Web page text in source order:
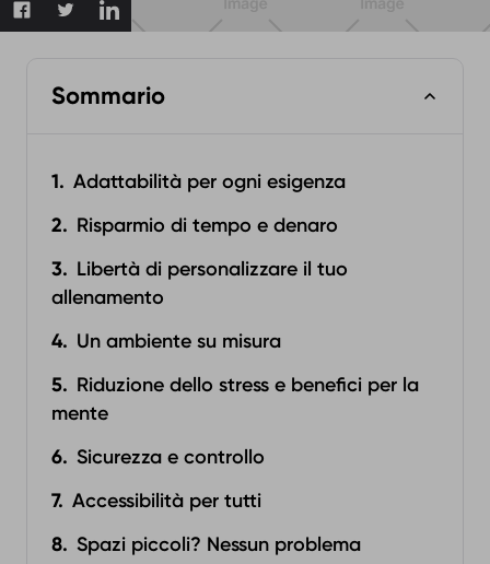
Sommario
Adattabilità per ogni esigenza
Risparmio di tempo e denaro
Libertà di personalizzare il tuo
allenamento
Un ambiente su misura
Riduzione dello stress e benefici per la
mente
Sicurezza e controllo
Accessibilità per tutti
Spazi piccoli? Nessun problema